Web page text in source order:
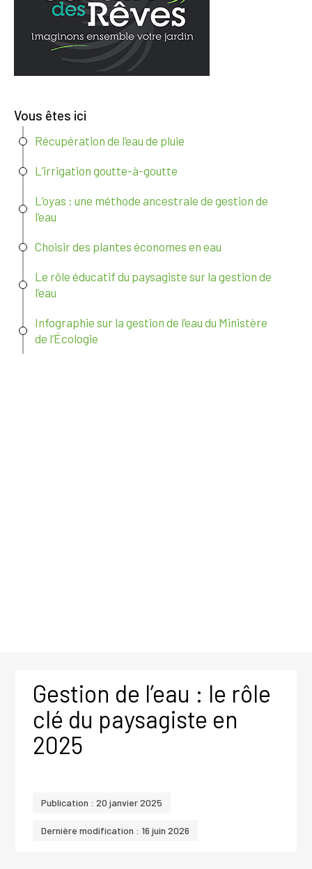
Vous êtes ici
Récupération de l’eau de pluie
L’irrigation goutte-à-goutte
L’oyas : une méthode ancestrale de gestion de
l’eau
Choisir des plantes économes en eau
Le rôle éducatif du paysagiste sur la gestion de
l’eau
Infographie sur la gestion de l’eau du Ministère
de l’Écologie
Gestion de l’eau : le rôle
clé du paysagiste en
2025
Publication : 20 janvier 2025
Dernière modification : 16 juin 2026